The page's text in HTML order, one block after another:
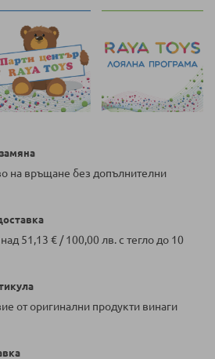
на връщане без допълнителни
51,13 € / 100,00 лв. с тегло до 10
от оригинални продукти винаги